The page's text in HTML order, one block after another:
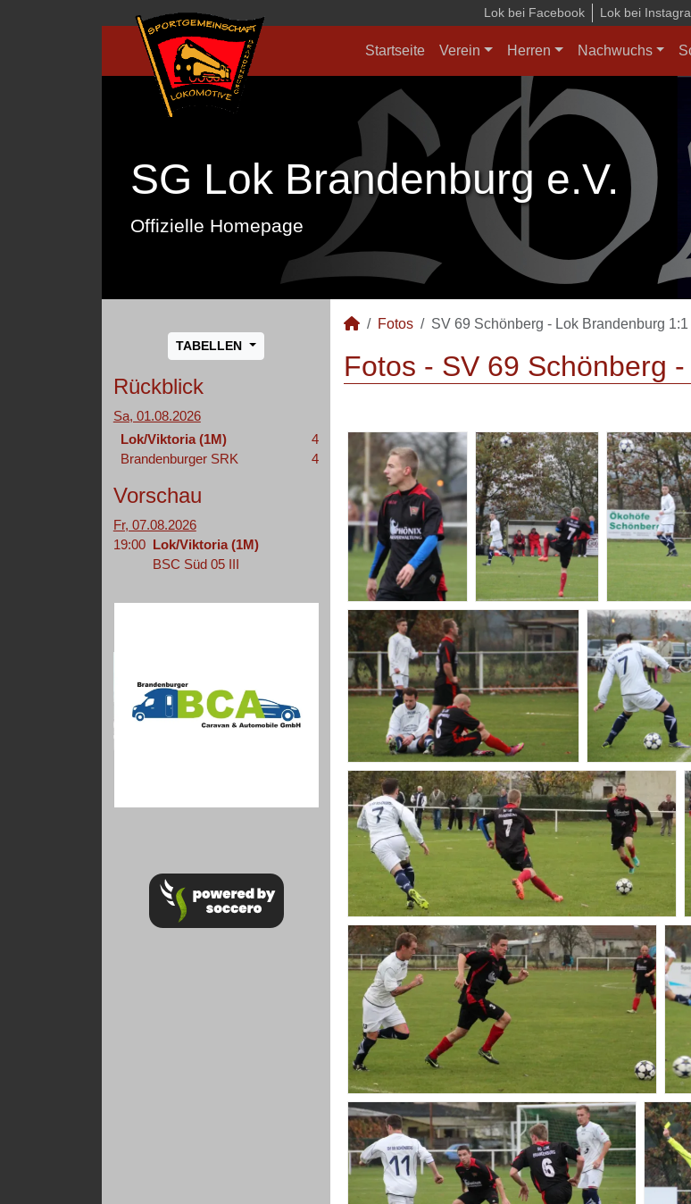
Lok bei Facebook Lok bei
Startseite Verein Herren Nachwuchs
SG Lok Brandenburg e.V.
Offizielle Homepage
TABELLEN
Rückblick
Sa, 01.08.2026
Lok/Viktoria (1M)
4
Brandenburger SRK
4
Vorschau
Fr, 07.08.2026
19:00 Lok/Viktoria (1M)
BSC Süd 05 III
Fotos SV 69 Schönberg - Lok Brandenburg 1:1
Fotos - SV 69 Schönberg